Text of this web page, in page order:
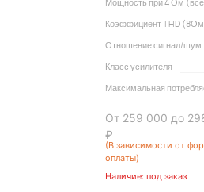
Мощность при 4 Ом (все
Коэффициент THD
Отношение сигнал/шум
Класс усилителя
Максимальная
От 259 000 до
₽
(В зависимости от
оплаты)
Наличие:под заказ